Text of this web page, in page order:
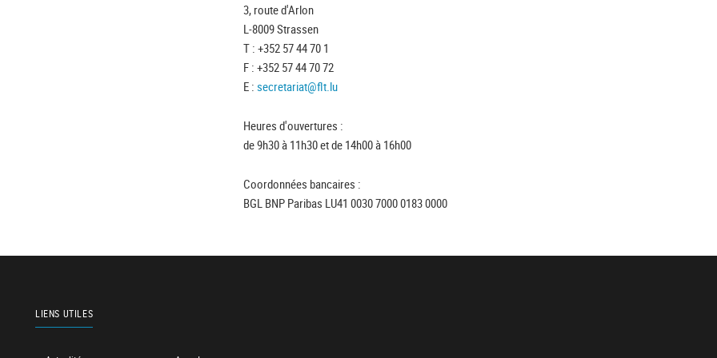
3, route d'Arlon
L-8009 Strassen
T : +352 57 44 70 1
F : +352 57 44 70 72
E : secretariat@flt.lu
Heures d'ouvertures :
de 9h30 à 11h30 et de 14h00 à 16h00
Coordonnées bancaires :
BGL BNP Paribas LU41 0030 7000 0183 0000
LIENS UTILES